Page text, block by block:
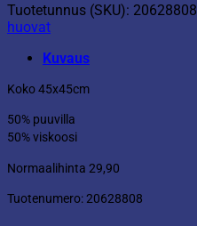
Tuotetunnus (SKU): 20628808
huovat
Kuvaus
Koko 45x45cm
50% puuvilla
50% viskoosi
Normaalihinta 29,90
Tuotenumero: 20628808